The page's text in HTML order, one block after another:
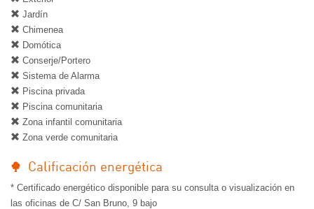
Jardín
Chimenea
Domótica
Conserje/Portero
Sistema de Alarma
Piscina privada
Piscina comunitaria
Zona infantil comunitaria
Zona verde comunitaria
Calificación energética
* Certificado energético disponible para su consulta o visualización en
las oficinas de C/ San Bruno, 9 bajo